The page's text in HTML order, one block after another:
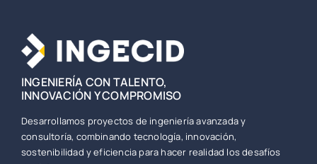
INGENIERÍA CON TALENTO,
INNOVACIÓN Y COMPROMISO
Desarrollamos proyectos de ingeniería avanzada y
consultoría, combinando tecnología, innovación,
sostenibilidad y eficiencia para hacer realidad los desafíos